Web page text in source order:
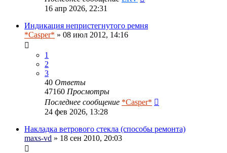
16 апр 2026, 22:31
Индикация непристегнутого ремня
*Casper* » 08 июл 2012, 14:16
1
2
3
40 Ответы
47160 Просмотры
Последнее сообщение *Casper*
24 фев 2026, 13:28
Накладка ветрового стекла (способы ремонта)
maxs-vd » 18 сен 2010, 20:03